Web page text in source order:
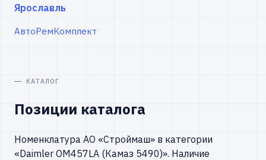
Ярославль
АвтоРемКомплект
КАТАЛОГ
Позиции каталога
Номенклатура АО «Строймаш» в категории
«Daimler OM457LA (Камаз 5490)». Наличие